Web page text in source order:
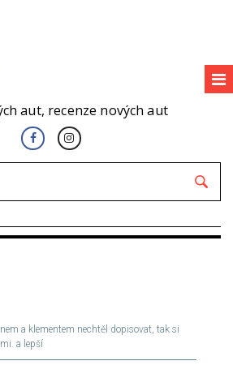
aut, recenze nových aut
a klementem nechtěl dopisovat, tak si
a lepší